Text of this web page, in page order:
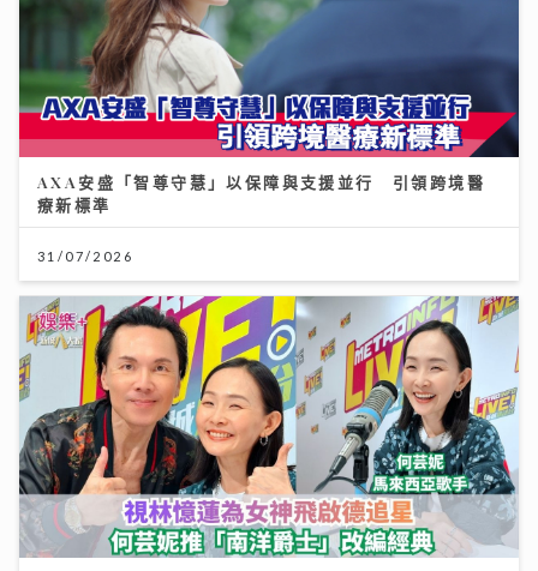
AXA安盛「智尊守慧」以保障與支援並行 引領跨境醫
療新標準
31/07/2026